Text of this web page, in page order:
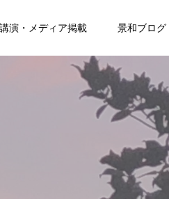
講演・メディア掲載 景和ブログ